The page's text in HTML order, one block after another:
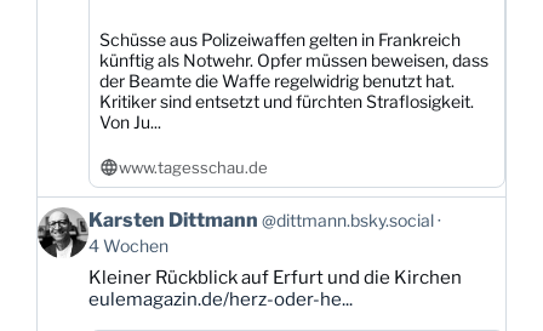
Schüsse aus Polizeiwaffen gelten in Frankreich
künftig als Notwehr. Opfer müssen beweisen, dass
der Beamte die Waffe regelwidrig benutzt hat.
Kritiker sind entsetzt und fürchten Straflosigkeit.
Von Ju...
www.tagesschau.de
Beitrag
von
Karsten
Dittmann
Bluesky
Karsten Dittmann @dittmann.bsky.social
4 Wochen
Kleiner Rückblick auf Erfurt und die Kirchen
eulemagazin.de/herz-oder-he...